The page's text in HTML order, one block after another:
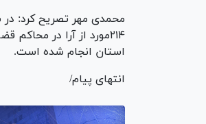
استان انجام شده است.
انتهای پیام/